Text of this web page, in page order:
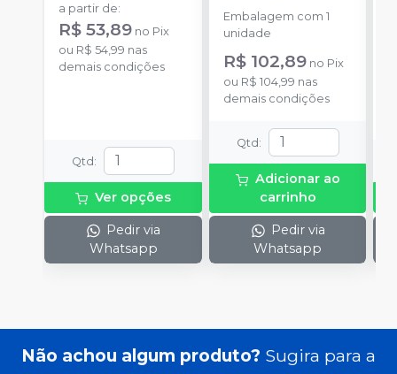
a partir de:
R$ 53,89 no Pix
ou R$ 54,99 nas
demais condições
Qtd :
Ver opções
Pedir via
Whatsapp
Embalagem com 1
unidade
R$ 102,89 no Pix
ou R$ 104,99 nas
demais condições
Qtd :
Adicionar ao
carrinho
Pedir via
Whatsapp
Não achou algum produto? Sugira para a